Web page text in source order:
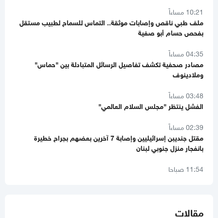
بفحص حسام أبو صفية
04:35 مساءاً
مصادر صحفية تكشف تفاصيل الرسائل المتبادلة بين "حماس"
03:48 مساءاً
الفشل ينتظر "مجلس السلام العالمي"
02:39 مساءاً
مقتل جنديبن إسرائيليين وإصابة 7 آخرين بعضهم بجراح خطيرة
بانفجار منزل جنوبي لبنان
11:54 صباحا
منع إدخال المستلزمات الطبية يفاقم انهيار القطاع الصحي في غزة
11:32 صباحا
مقالات